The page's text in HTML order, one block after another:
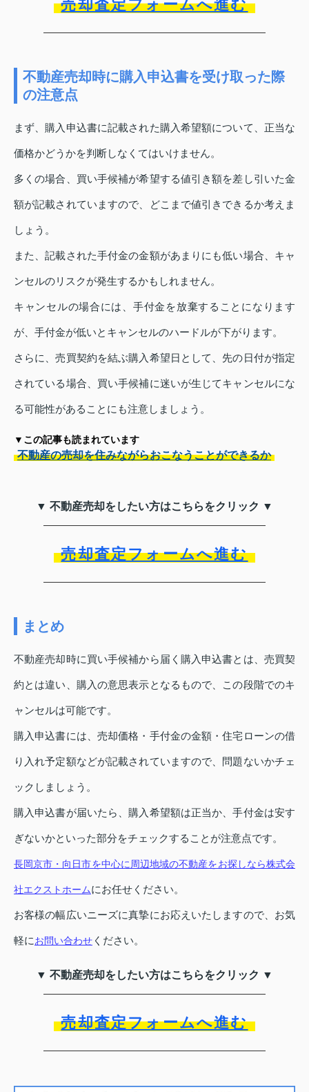
売却査定フォームへ進む
不動産売却時に購入申込書を受け取った際
の注意点
まず、購入申込書に記載された購入希望額について、正当な
価格かどうかを判断しなくてはいけません。
多くの場合、買い手候補が希望する値引き額を差し引いた金
額が記載されていますので、どこまで値引きできるか考えま
しょう。
また、記載された手付金の金額があまりにも低い場合、キャ
ンセルのリスクが発生するかもしれません。
キャンセルの場合には、手付金を放棄することになります
が、手付金が低いとキャンセルのハードルが下がります。
さらに、売買契約を結ぶ購入希望日として、先の日付が指定
されている場合、買い手候補に迷いが生じてキャンセルにな
る可能性があることにも注意しましょう。
▼この記事も読まれています
不動産の売却を住みながらおこなうことができるか
▼ 不動産売却をしたい方はこちらをクリック ▼
売却査定フォームへ進む
まとめ
不動産売却時に買い手候補から届く購入申込書とは、売買契
約とは違い、購入の意思表示となるもので、この段階でのキ
ャンセルは可能です。
購入申込書には、売却価格・手付金の金額・住宅ローンの借
り入れ予定額などが記載されていますので、問題ないかチェ
ックしましょう。
購入申込書が届いたら、購入希望額は正当か、手付金は安す
ぎないかといった部分をチェックすることが注意点です。
長岡京市・向日市を中心に周辺地域の不動産をお探しなら株式会
社エクストホームにお任せください。
お客様の幅広いニーズに真摯にお応えいたしますので、お気
軽にお問い合わせ ください。
▼ 不動産売却をしたい方はこちらをクリック ▼
売却査定フォームへ進む